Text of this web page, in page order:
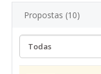
Propostas (10)